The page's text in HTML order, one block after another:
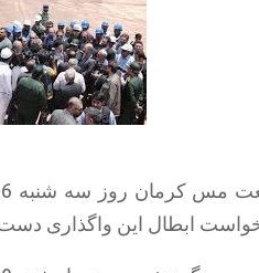
ابطال این واگذاری دست